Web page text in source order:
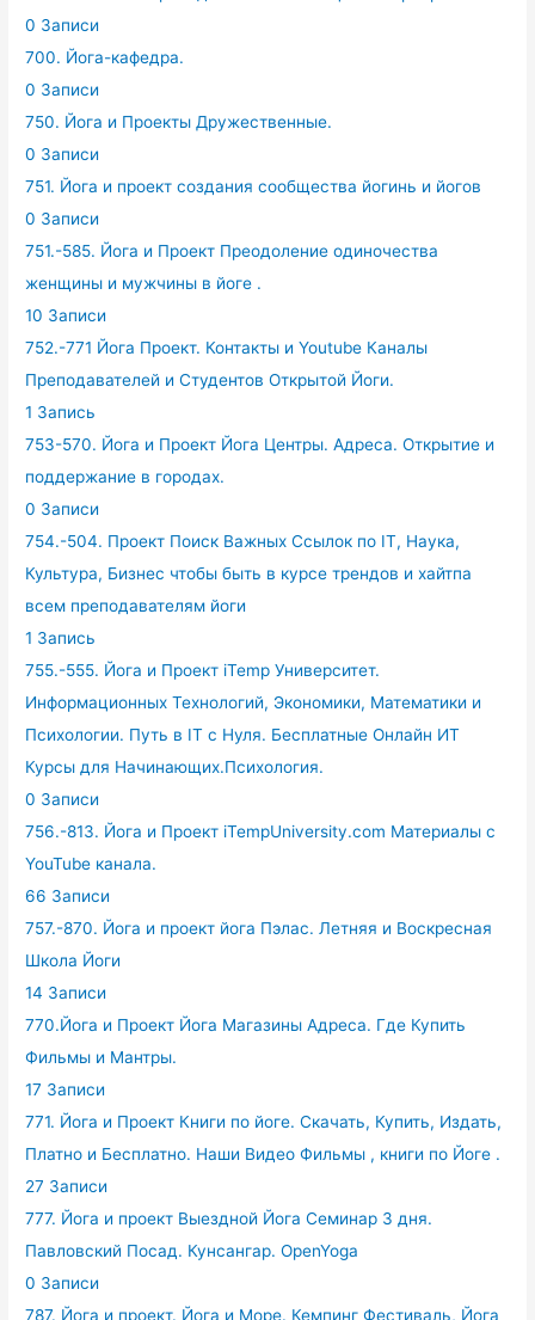
0 Записи
700. Йога-кафедра.
0 Записи
750. Йога и Проекты Дружественные.
0 Записи
751. Йога и проект создания сообщества йогинь и йогов
0 Записи
751.-585. Йога и Проект Преодоление одиночества
женщины и мужчины в йоге .
10 Записи
752.-771 Йога Проект. Контакты и Youtube Каналы
Преподавателей и Студентов Открытой Йоги.
1 Запись
753-570. Йога и Проект Йога Центры. Адреса. Открытие и
поддержание в городах.
0 Записи
754.-504. Проект Поиск Важных Ссылок по IT, Наука,
Культура, Бизнес чтобы быть в курсе трендов и хайтпа
всем преподавателям йоги
1 Запись
755.-555. Йога и Проект iTemp Университет.
Информационных Технологий, Экономики, Математики и
Психологии. Путь в IT с Нуля. Бесплатные Онлайн ИТ
Курсы для Начинающих.Психология.
0 Записи
756.-813. Йога и Проект iTempUniversity.com Материалы с
YouTube канала.
66 Записи
757.-870. Йога и проект йога Пэлас. Летняя и Воскресная
Школа Йоги
14 Записи
770.Йога и Проект Йога Магазины Адреса. Где Купить
Фильмы и Мантры.
17 Записи
771. Йога и Проект Книги по йоге. Скачать, Купить, Издать,
Платно и Бесплатно. Наши Видео Фильмы , книги по Йоге .
27 Записи
777. Йога и проект Выездной Йога Семинар 3 дня.
Павловский Посад. Кунсангар. OpenYoga
0 Записи
787. Йога и проект. Йога и Море. Кемпинг Фестиваль, Йога